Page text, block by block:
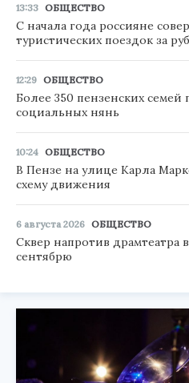
13:33 ОБЩЕСТВО
С начала года россияне
туристических поездок за
12:29 ОБЩЕСТВО
Более 350 пензенских семей
социальных нянь
10:24 ОБЩЕСТВО
В Пензе на улице Карла
схему движения
6 августа 2026 ОБЩЕСТВО
Сквер напротив драмтеатра
сентябрю